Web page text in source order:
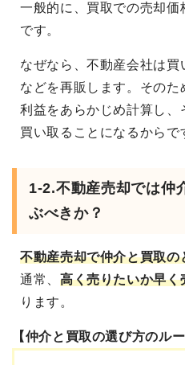
一般的に、買取での売却価
です。
なぜなら、不動産会社は
などを再販します。その
利益をあらかじめ計算し
買い取ることになるからで
1-2.不動産売却では仲
ぶべきか？
不動産売却で仲介と買取の
通常、 高く売りたいか早く
ります。
【仲介と買取の選び方のルー